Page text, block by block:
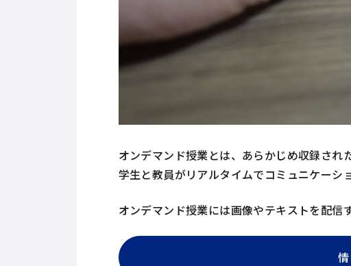
オンデマンド授業とは、あらかじめ収録され
学生と教員がリアルタイムでコミュニケーシ
オンデマンド授業には画像やテキストを配信